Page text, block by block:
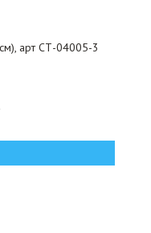
арт СТ-04005-3